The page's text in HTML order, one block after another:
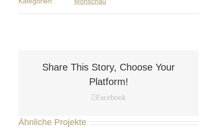
Share This Story, Choose Your
Platform!
Facebook
Ähnliche Projekte